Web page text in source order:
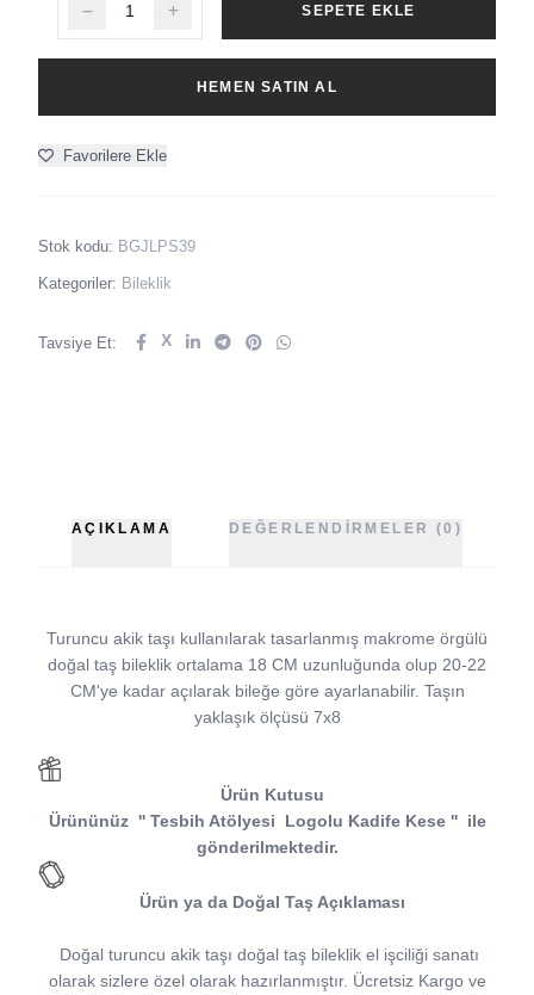
SEPETE EKLE
HEMEN SATIN AL
Favorilere Ekle
Stok kodu: BGJLPS39
Kategoriler: Bileklik
Tavsiye Et: X
AÇIKLAMA DEĞERLENDIRMELER (0)
Turuncu akik taşı kullanılarak tasarlanmış makrome örgülü
doğal taş bileklik ortalama 18 CM uzunluğunda olup 20-22
CM'ye kadar açılarak bileğe göre ayarlanabilir. Taşın
yaklaşık ölçüsü 7x8
Ürün Kutusu
Ürününüz '' Tesbih Atölyesi Logolu Kadife Kese '' ile
gönderilmektedir.
Ürün ya da Doğal Taş Açıklaması
Doğal turuncu akik taşı doğal taş bileklik el işciliği sanatı
olarak sizlere özel olarak hazırlanmıştır. Ücretsiz Kargo ve